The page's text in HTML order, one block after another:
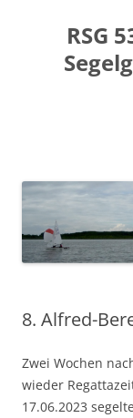
RSG
8. Alfred-
Zwei Wochen
wieder
17.06.2023